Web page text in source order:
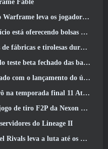
Fable
a um novo mapa estelar, O Sistema Tau
para jogos e alguns dos requisitos são interessantes
durante sua próxima atualização
das batalhas de infantaria do War Thunder
do último teste beta fechado
temporada final 11 Atualizar
Sudden Attack Zero Point começou hoje
do Lineage II
leva a luta até os deuses